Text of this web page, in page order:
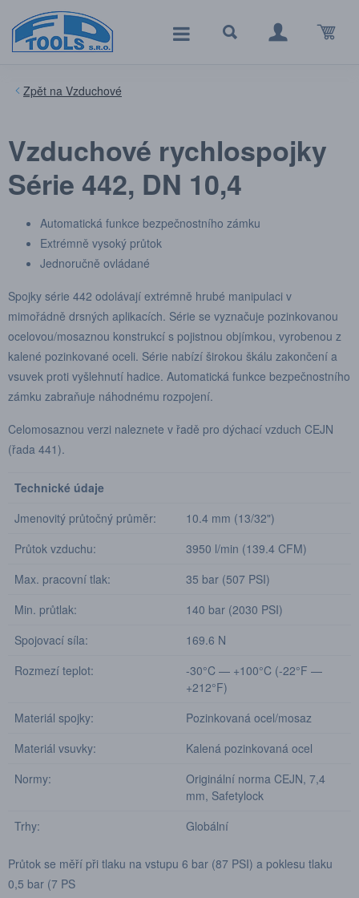
Vzduchové
Vzduchové rychlospojky
Série 442, DN 10,4
Automatická funkce bezpečnostního zámku
Extrémně vysoký průtok
Jednoručně ovládané
Spojky série 442 odolávají extrémně hrubé manipulaci v
mimořádně drsných aplikacích. Série se vyznačuje pozinkovanou
ocelovou/mosaznou konstrukcí s pojistnou objímkou, vyrobenou z
kalené pozinkované oceli. Série nabízí širokou škálu zakončení a
vsuvek proti vyšlehnutí hadice. Automatická funkce bezpečnostního
zámku zabraňuje náhodnému rozpojení.
Celomosaznou verzi naleznete v řadě pro dýchací vzduch CEJN
(řada 441).
Technické údaje
Jmenovitý průtočný průměr:
10.4 mm (13/32")
Průtok vzduchu:
3950 l/min (139.4 CFM)
Max. pracovní tlak:
35 bar (507 PSI)
Min. průtlak:
140 bar (2030 PSI)
Spojovací síla:
169.6 N
Rozmezí teplot:
-30°C — +100°C (-22°F —
+212°F)
Materiál spojky:
Pozinkovaná ocel/mosaz
Materiál vsuvky:
Kalená pozinkovaná ocel
Normy:
Originální norma CEJN, 7,4
mm, Safetylock
Trhy:
Globální
Průtok se měří při tlaku na vstupu 6 bar (87 PSI) a poklesu tlaku
0,5 bar (7 PS